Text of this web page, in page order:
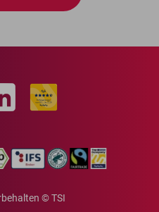
© TSI